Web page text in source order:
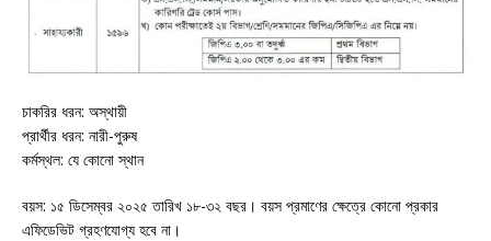
চাকরির ধরন: অস্থায়ী
প্রার্থীর ধরন: নারী-পুরুষ
কর্মস্থল: যে কোনো স্থান
বয়স: ১৫ ডিসেম্বর ২০২৫ তারিখ ১৮-৩২ বছর। বয়স প্রমাণের ক্ষেত্রে কোনো প্রকার
এফিডেভিট গ্রহণযোগ্য হবে না।